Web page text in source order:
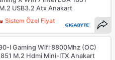
Sistem Özel Fiyat
USB3.2 Atx Anakart
I Gaming Wifi 8800Mhz (OC)
M.2 Hdmi Mini-ITX Anakart